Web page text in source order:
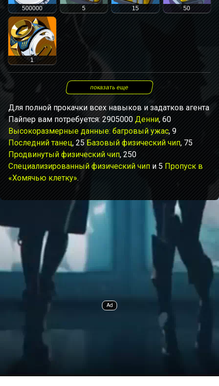
500000 5 15 50
1
показать еще
Для полной прокачки всех навыков и задатков агента
Пайпер вам потребуется: 2905000 Денни, 60
Высокоразмерные данные: багровый ужас, 9
Последний танец, 25 Базовый физический чип, 75
Продвинутый физический чип, 250
Специализированный физический чип и 5 Пропуск в
«Хомячью клетку».